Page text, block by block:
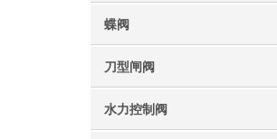
蝶阀
刀型闸阀
水力控制阀